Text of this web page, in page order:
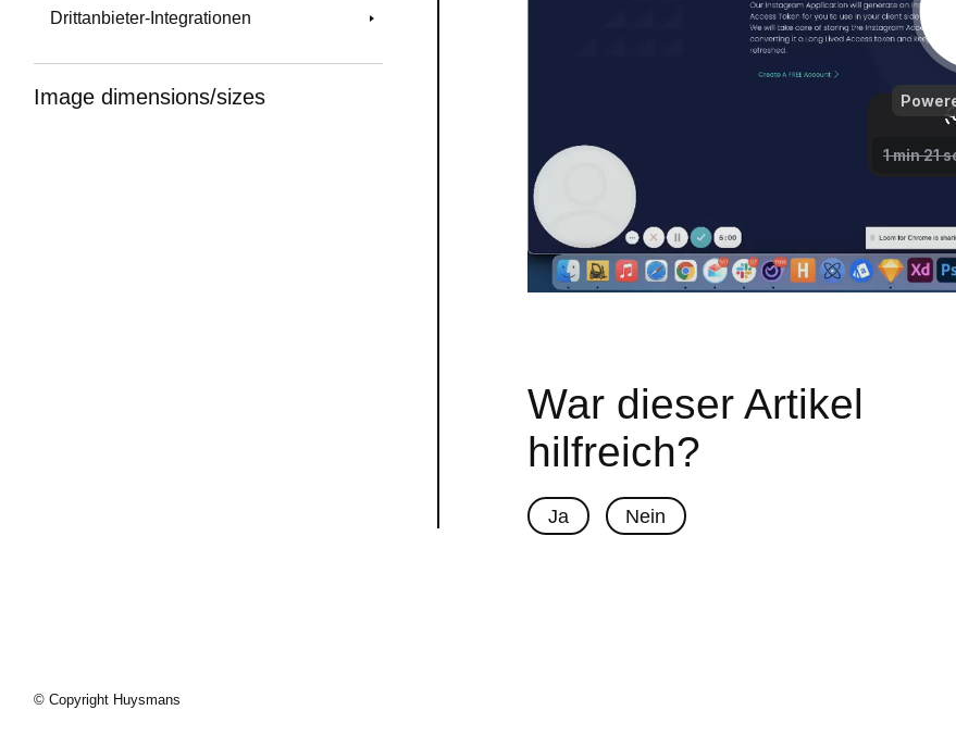
Drittanbieter-Integrationen
Image dimensions/sizes
War dieser Artikel
hilfreich?
Ja Nein
© Copyright Huysmans